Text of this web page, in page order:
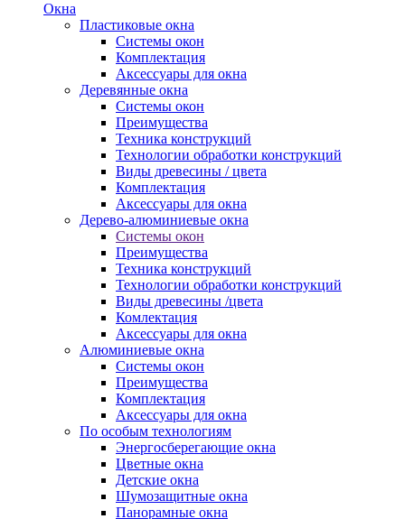
Окна
Пластиковые окна
Системы окон
Комплектация
Аксессуары для окна
Деревянные окна
Системы окон
Преимущества
Техника конструкций
Технологии обработки конструкций
Виды древесины / цвета
Комплектация
Аксессуары для окна
Дерево-алюминиевые окна
Системы окон
Преимущества
Техника конструкций
Технологии обработки конструкций
Виды древесины /цвета
Комлектация
Аксессуары для окна
Алюминиевые окна
Системы окон
Преимущества
Комплектация
Аксессуары для окна
По особым технологиям
Энергосберегающие окна
Цветные окна
Детские окна
Шумозащитные окна
Панорамные окна